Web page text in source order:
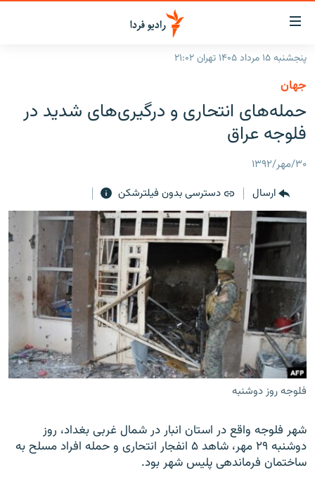
لینک‌های
قابلیت
دسترسی
بازگشت
منوی
اصلی
رفتن
صفحه
جستجو
ایران
جهان
برنامه‌های رادیویی
فرکانس‌ها
پادکست
چندرسانه‌ای
گزارش‌های تصویری
گزارش‌های ویدئویی
زنان فردا
English
به ما بپیوندید
زبان‌های دیگر
پنجشنبه ۱۵ مرداد ۱۴۰۵ تهران ۲۱:۰۲
جهان
حمله‌های انتحاری و درگیری‌های شدید در
فلوجه عراق
۳۰/مهر/۱۳۹۲
ارسال
دسترسی بدون فیلترشکن
فلوجه روز دوشنبه
شهر فلوجه واقع در استان انبار در شمال غربی بغداد، روز
دوشنبه ۲۹ مهر، شاهد ۵ انفجار انتحاری و حمله افراد مسلح به
ساختمان فرماندهی پلیس شهر بود.